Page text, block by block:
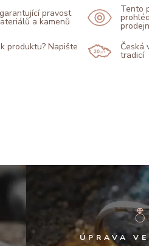
pravost
a kamenů
Tento
produktu? Napište
Česká
tradicí
ÚPRAVA